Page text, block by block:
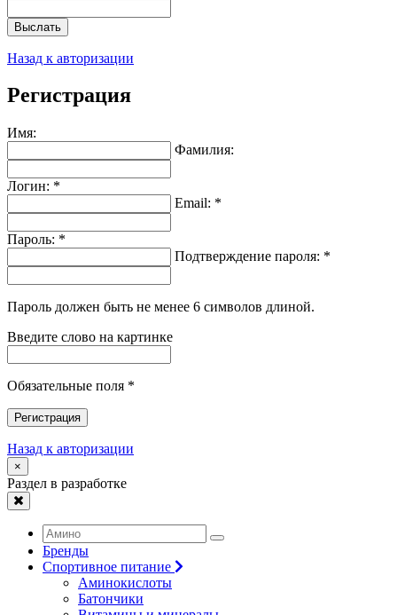
Выслать
Назад к авторизации
Регистрация
Имя:
Фамилия:
Логин: *
Email: *
Пароль: *
Подтверждение пароля: *
Пароль должен быть не менее 6 символов длиной.
Введите слово на картинке
Обязательные поля *
Регистрация
Назад к авторизации
×
Раздел в разработке
Бренды
Спортивное питание
Аминокислоты
Батончики